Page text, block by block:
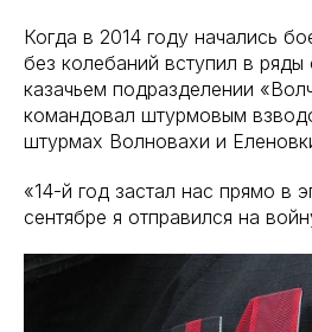
Когда в 2014 году начались
без колебаний вступил в
казачьем подразделении
командовал штурмовым
штурмах Волновахи и
«14-й год застал нас прямо в
сентябре я отправился на